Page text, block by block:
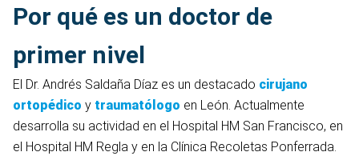
Por qué es un doctor de
primer nivel
El Dr. Andrés Saldaña Díaz es un destacado cirujano
ortopédico y traumatólogo en León. Actualmente
desarrolla su actividad en el Hospital HM San Francisco, en
el Hospital HM Regla y en la Clínica Recoletas Ponferrada.